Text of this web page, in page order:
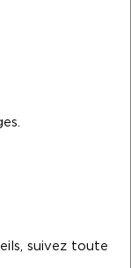
suivez toute